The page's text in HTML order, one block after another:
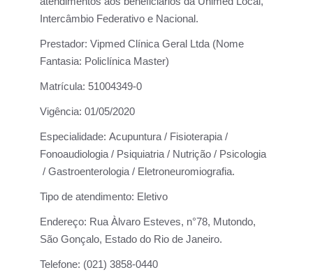
Intercâmbio Federativo e Nacional.
Prestador: Vipmed Clínica Geral Ltda (Nome
Fantasia: Policlínica Master)
Matrícula: 51004349-0
Vigência: 01/05/2020
Especialidade: Acupuntura / Fisioterapia /
Fonoaudiologia / Psiquiatria / Nutrição / Psicologia
/ Gastroenterologia / Eletroneuromiografia.
Tipo de atendimento: Eletivo
Endereço: Rua Àlvaro Esteves, n°78, Mutondo,
São Gonçalo, Estado do Rio de Janeiro.
Telefone: (021) 3858-0440